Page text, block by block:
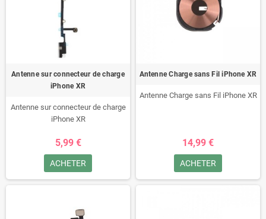
Antenne sur connecteur de charge
iPhone XR
Antenne sur connecteur de charge
iPhone XR
5,99 €
ACHETER
Antenne Charge sans Fil iPhone XR
Antenne Charge sans Fil iPhone XR
14,99 €
ACHETER